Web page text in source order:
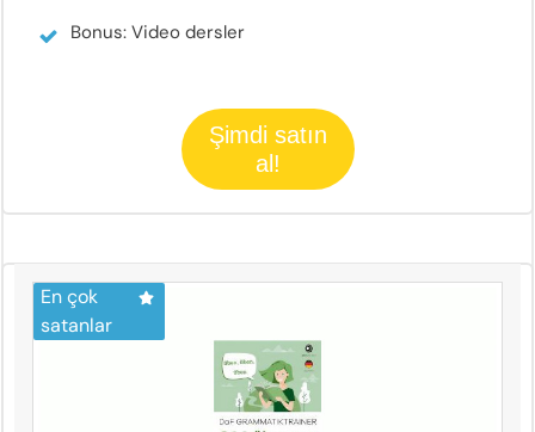
Bonus: Video dersler
Şimdi satın
al!
En çok
satanlar